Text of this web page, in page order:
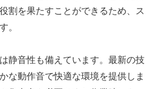
割を果たすことができるため、ス
。
静音性も備えています。最新の技
な動作音で快適な環境を提供しま